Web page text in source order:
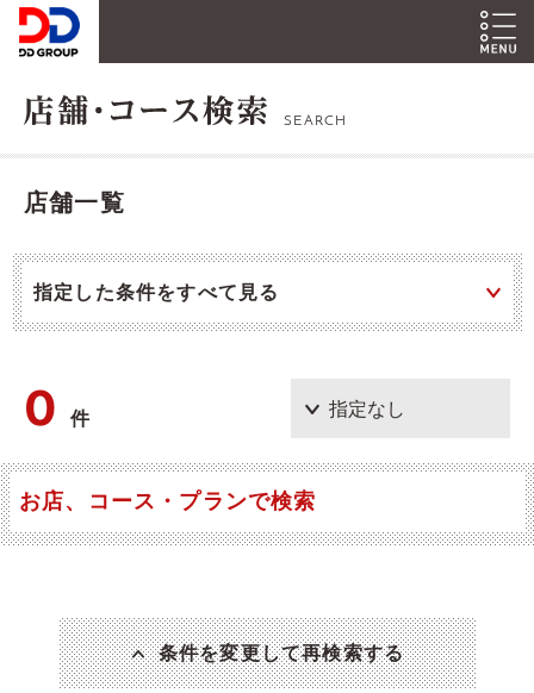
SEARCH
店舗一覧
指定した条件をすべて見る
0件
お店、コース・プランで検索
条件を変更して再検索する